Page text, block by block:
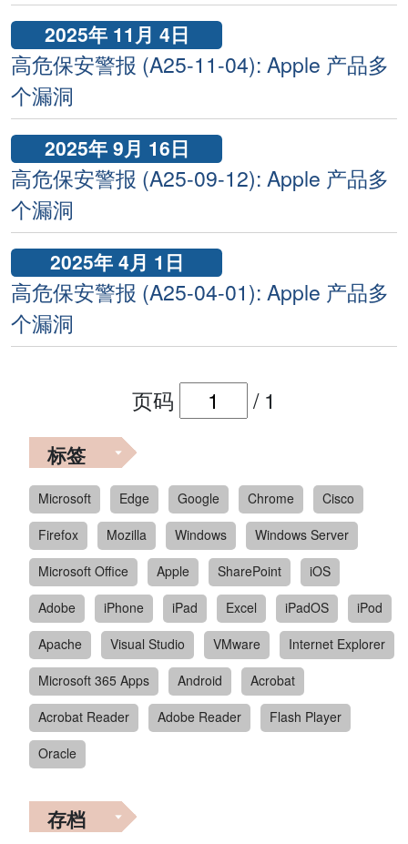
2025年 11月 4日
高危保安警报 (A25-11-04): Apple 产品多
个漏洞
2025年 9月 16日
高危保安警报 (A25-09-12): Apple 产品多
个漏洞
2025年 4月 1日
高危保安警报 (A25-04-01): Apple 产品多
个漏洞
页码 / 1
标签
Microsoft Edge Google Chrome
Cisco
Firefox
Mozilla Windows
Windows Server
Microsoft Office
Apple SharePoint
iOS
Adobe
iPhone iPad Excel iPadOS
iPod
Apache
Visual Studio VMware
Internet Explorer
Microsoft 365 Apps
Android
Acrobat
Acrobat Reader
Adobe Reader
Flash Player
Oracle
存档